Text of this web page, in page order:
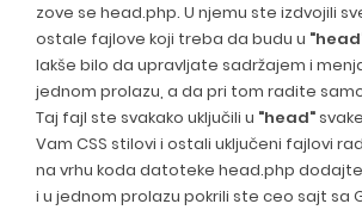
zove se head.php. U njemu ste izdvojili
ostale fajlove koji treba da budu u
lakše bilo da upravljate sadržajem i
jednom prolazu, a da pri tom radite
Taj fajl ste svakako uključili u "head"
Vam CSS stilovi i ostali uključeni fajlovi
na vrhu koda datoteke head.php
i u jednom prolazu pokrili ste ceo sajt sa